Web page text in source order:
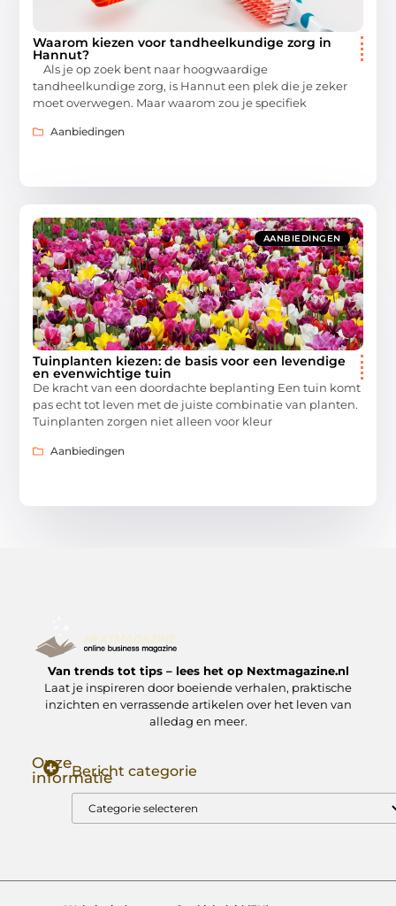
Waarom kiezen voor tandheelkundige zorg in
Hannut?
Als je op zoek bent naar hoogwaardige
tandheelkundige zorg, is Hannut een plek die je zeker
moet overwegen. Maar waarom zou je specifiek
Aanbiedingen
AANBIEDINGEN
Tuinplanten kiezen: de basis voor een levendige
en evenwichtige tuin
De kracht van een doordachte beplanting Een tuin komt
pas echt tot leven met de juiste combinatie van planten.
Tuinplanten zorgen niet alleen voor kleur
Aanbiedingen
Van trends tot tips – lees het op Nextmagazine.nl
Laat je inspireren door boeiende verhalen, praktische
inzichten en verrassende artikelen over het leven van
alledag en meer.
Onze
informatieBericht categorie